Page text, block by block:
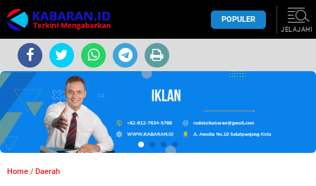
POPULER
JELAJAHI
Home / Daerah